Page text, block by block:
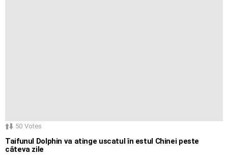
50 Votes
Taifunul Dolphin va atinge uscatul în estul Chinei peste
câteva zile